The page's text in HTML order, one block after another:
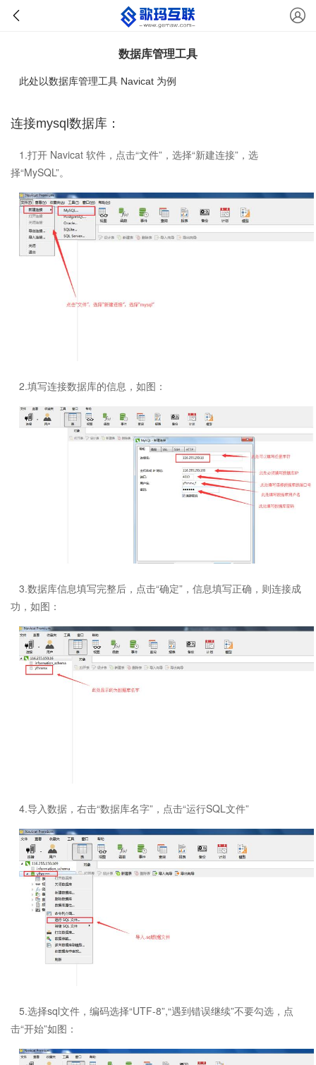
数据库管理工具
此处以数据库管理工具 Navicat 为例
连接mysql数据库：
1.打开 Navicat 软件，点击“文件”，选择“新建连接”，选
择“MySQL”。
2.填写连接数据库的信息，如图：
3.数据库信息填写完整后，点击“确定”，信息填写正确，则连接成
功，如图：
4.导入数据，右击“数据库名字”，点击“运行SQL文件”
5.选择sql文件，编码选择“UTF-8”,“遇到错误继续”不要勾选，点
击“开始”如图：